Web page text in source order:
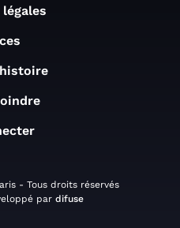
- Tous droits réservés
par difuse